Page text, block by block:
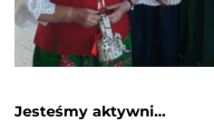
Jesteśmy aktywni…